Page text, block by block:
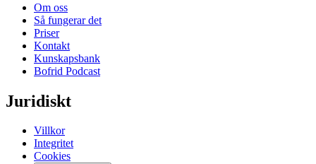
Om oss
Så fungerar det
Priser
Kontakt
Kunskapsbank
Bofrid Podcast
Juridiskt
Villkor
Integritet
Cookies